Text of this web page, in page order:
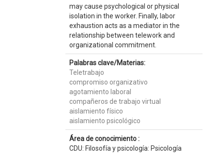
may cause psychological or physical
isolation in the worker. Finally, labor
exhaustion acts as a mediator in the
relationship between telework and
organizational commitment.
Palabras clave/Materias:
Teletrabajo
compromiso organizativo
agotamiento laboral
compañeros de trabajo virtual
aislamiento físico
aislamiento psicológico
Área de conocimiento :
CDU: Filosofía y psicología: Psicología